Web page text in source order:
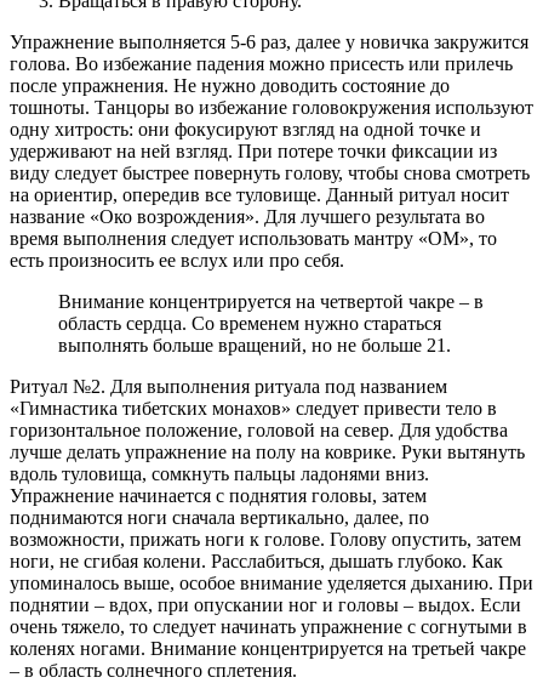
Упражнение выполняется 5-6 раз, далее у новичка закружится
голова. Во избежание падения можно присесть или прилечь
после упражнения. Не нужно доводить состояние до
тошноты. Танцоры во избежание головокружения используют
одну хитрость: они фокусируют взгляд на одной точке и
удерживают на ней взгляд. При потере точки фиксации из
виду следует быстрее повернуть голову, чтобы снова смотреть
на ориентир, опередив все туловище. Данный ритуал носит
название «Око возрождения». Для лучшего результата во
время выполнения следует использовать мантру «ОМ», то
есть произносить ее вслух или про себя.
Внимание концентрируется на четвертой чакре – в
область сердца. Со временем нужно стараться
выполнять больше вращений, но не больше 21.
Ритуал №2. Для выполнения ритуала под названием
«Гимнастика тибетских монахов» следует привести тело в
горизонтальное положение, головой на север. Для удобства
лучше делать упражнение на полу на коврике. Руки вытянуть
вдоль туловища, сомкнуть пальцы ладонями вниз.
Упражнение начинается с поднятия головы, затем
поднимаются ноги сначала вертикально, далее, по
возможности, прижать ноги к голове. Голову опустить, затем
ноги, не сгибая колени. Расслабиться, дышать глубоко. Как
упоминалось выше, особое внимание уделяется дыханию. При
поднятии – вдох, при опускании ног и головы – выдох. Если
очень тяжело, то следует начинать упражнение с согнутыми в
коленях ногами. Внимание концентрируется на третьей чакре
– в область солнечного сплетения.